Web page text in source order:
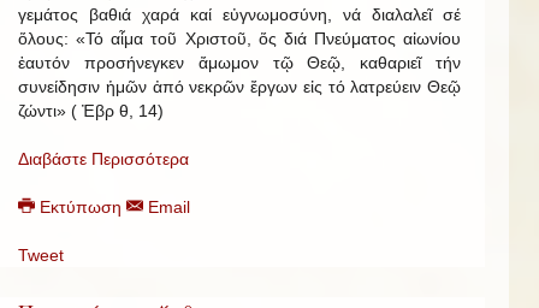
γεμάτος βαθιά χαρά καί εὐγνωμοσύνη, νά διαλαλεῖ σέ
ὅλους: «Τό αἷμα τοῦ Χριστοῦ, ὅς διά Πνεύματος αἰωνίου
ἑαυτόν προσήνεγκεν ἄμωμον τῷ Θεῷ, καθαριεῖ τήν
συνείδησιν ἡμῶν ἀπό νεκρῶν ἔργων εἰς τό λατρεύειν Θεῷ
ζώντι» ( Ἐβρ θ, 14)
Διαβάστε Περισσότερα
Εκτύπωση Email
Tweet